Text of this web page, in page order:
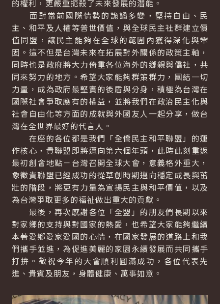
的權利，更嚴重扼殺了未來發展的潛能。
面對當前國際情勢的詭譎多變，堅持自由、民
主、和平及人權等普世價值，與全球民主社群建立價
值同盟，讓民主能夠在全球的範圍內獲得深化與鞏
固。這不但是台灣未來在拓展對外關係的政策主軸，
同時也是政府將大力倚重各位海外的鄉親與僑社，共
同來努力的地方。希望大家能夠群策群力，團結一切
力量，成為政府最堅實的後盾與分身，積極為台灣在
國際社會爭取應有的權益，並將我們在政治民主化與
社會自由化等方面的成就與外國友人一起分享，做台
灣在全世界最好的代言人。
在座的各位都是我們「全僑民主和平聯盟」的運
作核心，貴聯盟即將邁向第六個年頭，此時此刻重返
最初創會地點－台灣召開全球大會，意義格外重大，
象徵貴聯盟已經成功的從草創時期邁向穩定成長與茁
壯的階段，將更有力量為宣揚民主與和平價值，以及
為台灣爭取更多的福祉做出重大的貢獻。
最後，再次感謝各位「全盟」的朋友們長期以來
對家鄉的支持與對國家的熱愛，也希望大家能夠繼續
本著愛鄉愛家愛國的心情，在國家發展的道路上和我
們攜手並進，為促進美麗的家園永續發展而共同攜手
打拚。敬祝今年的大會順利圓滿成功，各位代表先
進、貴賓及朋友，身體健康、萬事如意。